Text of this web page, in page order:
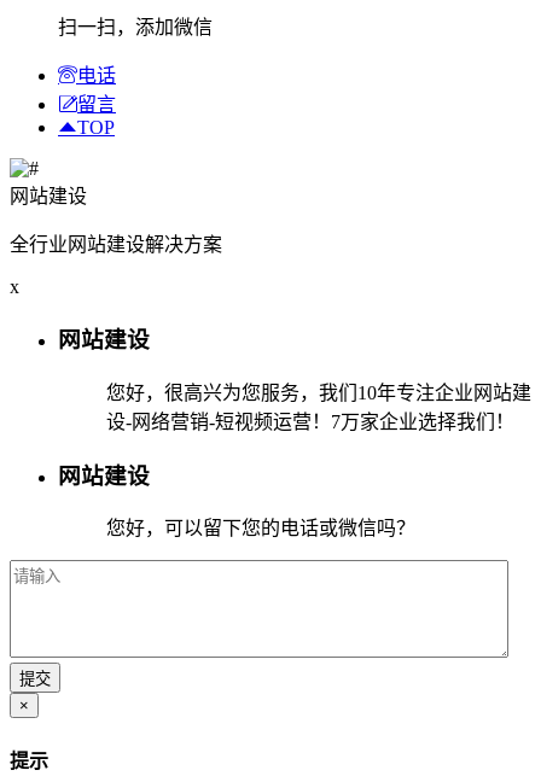
扫一扫，添加微信
电话
留言
TOP
网站建设
全行业网站建设解决方案
x
网站建设
您好，很高兴为您服务，我们10年专注企业网站建
设-网络营销-短视频运营！7万家企业选择我们！
网站建设
您好，可以留下您的电话或微信吗？
×
提示